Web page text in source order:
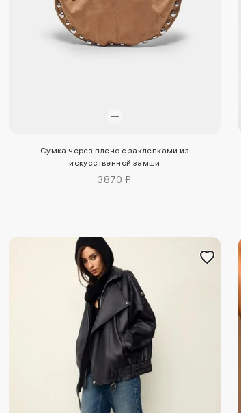
Сумка через плечо с заклепками из
искусственной замши
3870 ₽